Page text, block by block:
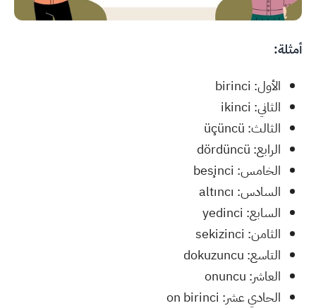
أمثلة:
الأول: birinci
الثاني: ikinci
الثالث: üçüncü
الرابع: dördüncü
الخامس: beşinci
السادس: altıncı
السابع: yedinci
الثامن: sekizinci
التاسع: dokuzuncu
العاشر: onuncu
الحادي عشر: on birinci